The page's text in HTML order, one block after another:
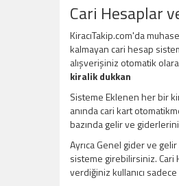
Cari Hesaplar
KiracıTakip.com'da
kalmayan cari hesap
alışverişiniz otomatik
kiralik dukkan
Sisteme Eklenen her bir
anında cari kart
bazında gelir ve
Ayrıca Genel gider ve
sisteme girebilirsiniz.
verdiğiniz kullanıcı